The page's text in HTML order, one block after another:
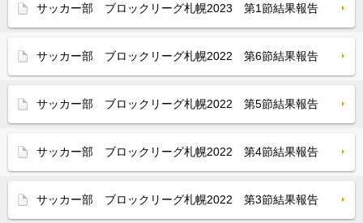
サッカー部 ブロックリーグ札幌2023 第1節結果報告
サッカー部 ブロックリーグ札幌2022 第6節結果報告
サッカー部 ブロックリーグ札幌2022 第5節結果報告
サッカー部 ブロックリーグ札幌2022 第4節結果報告
サッカー部 ブロックリーグ札幌2022 第3節結果報告